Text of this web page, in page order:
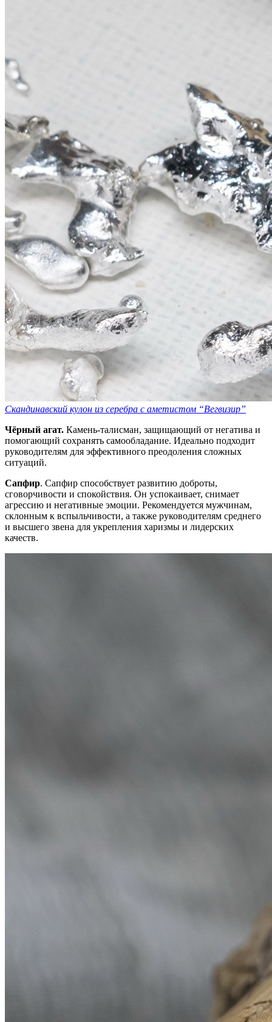
Скандинавский кулон из серебра с аметистом “Вегвизир”
Чёрный агат. Камень-талисман, защищающий от негатива и
помогающий сохранять самообладание. Идеально подходит
руководителям для эффективного преодоления сложных
ситуаций.
Сапфир. Сапфир способствует развитию доброты,
сговорчивости и спокойствия. Он успокаивает, снимает
агрессию и негативные эмоции. Рекомендуется мужчинам,
склонным к вспыльчивости, а также руководителям среднего
и высшего звена для укрепления харизмы и лидерских
качеств.